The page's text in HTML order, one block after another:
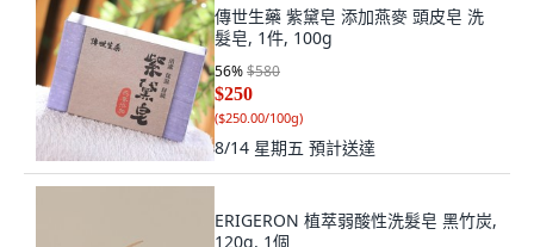
傳世生藥 紫黛皂 添加燕麥 頭皮皂 洗
髮皂, 1件, 100g
56%$580
$250
($250.00/100g)
8/14 星期五 預計送達
ERIGERON 植萃弱酸性洗髮皂 黑竹炭,
120g, 1個